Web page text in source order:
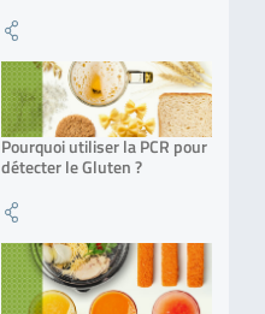
Pourquoi utiliser la PCR pour
détecter le Gluten ?